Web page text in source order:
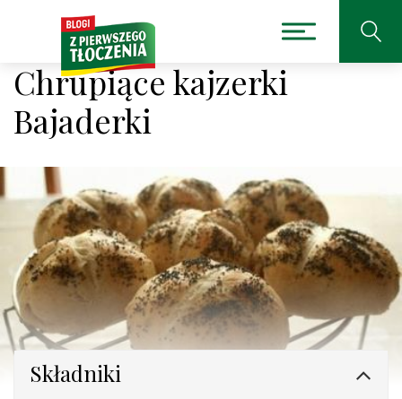
Chrupiące kajzerki
Bajaderki
Składniki